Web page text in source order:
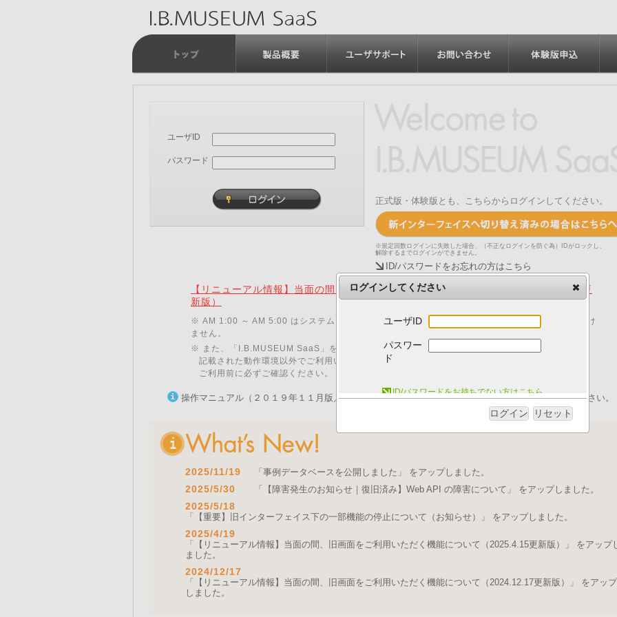
ユーザID
パスワード
正式版・体験版とも、こちらからログインしてください。
※規定回数ログインに失敗した場合、（不正なログインを防ぐ為）IDがロックし、
解除するまでログインができません。
ID/パスワードをお忘れの方はこちら
【リニューアル情報】当面の間、旧画面をご利用いただく機能について（2025.4.15更
新版）
※ AM 1:00 ～ AM 5:00 はシステムメンテナンスのため、「I.B.MUSEUM SaaS」をご利用いただけ
ません。
※ また、「I.B.MUSEUM SaaS」をご利用いただくためには、以下の動作環境が必要です。
記載された動作環境以外でご利用いただいた場合、動作に不具合が発生する可能性がございます。
ご利用前に必ずご確認ください。
操作マニュアル（２０１９年１１月版／pdfファイル）を発行いたしました。ログイン後にご取得ください。
2025/11/19 「事例データベースを公開しました」 をアップしました。
2025/5/30 「【障害発生のお知らせ｜復旧済み】Web API の障害について」 をアップしました。
2025/5/18
「【重要】旧インターフェイス下の一部機能の停止について（お知らせ）」 をアップしました。
2025/4/19
「【リニューアル情報】当面の間、旧画面をご利用いただく機能について（2025.4.15更新版）」 をアップ
ました。
2024/12/17
「【リニューアル情報】当面の間、旧画面をご利用いただく機能について（2024.12.17更新版）」 をアップ
しました。
ログインしてください
ユーザID
パスワー
ド
ID/パスワードをお持ちでない方はこちら
ログイン リセット